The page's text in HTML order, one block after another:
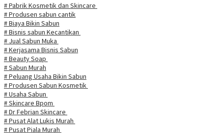
# Pabrik Kosmetik dan Skincare
# Produsen sabun cantik
# Biaya Bikin Sabun
# Bisnis sabun Kecantikan
# Jual Sabun Muka
# Kerjasama Bisnis Sabun
# Beauty Soap
# Sabun Murah
# Peluang Usaha Bikin Sabun
# Produsen Sabun Kosmetik
# Usaha Sabun
# Skincare Bpom
# Dr Febrian Skincare
# Pusat Alat Lukis Murah
# Pusat Piala Murah